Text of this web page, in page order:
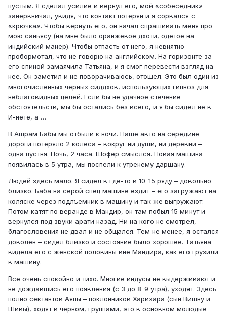
пустым. Я сделал усилие и вернул его, мой «собеседник»
занервничал, увидя, что контакт потерян и я сорвался с
«крючка». Чтобы вернуть его, он начал спрашивать меня про
мою саньясу (на мне было оранжевое дхоти, одетое на
индийский манер). Чтобы отпасть от него, я невнятно
пробормотал, что не говорю на английском. На горизонте за
его спиной замаячила Татьяна, и я смог перевести взгляд на
нее. Он заметил и не поворачиваюсь, отошел. Это был один из
многочисленных черных сиддхов, использующих гипноз для
неблаговидных целей. Если бы не удачное стечение
обстоятельств, мы бы остались без всего, и я бы сидел не в
И-нете, а …
В Ашрам Бабы мы отбыли к ночи. Наше авто на середине
дороги потеряло 2 колеса – вокруг ни души, ни деревни –
одна пустня. Ночь, 2 часа. Шофер смыслся. Новая машина
появилась в 5 утра, мы поспели к утренему даршану.
Людей здесь мало. Я сидел в где-то в 10-15 ряду – довольно
близко. Баба на серой спец машине ездит – его загружают на
коляске через подлъемник в машину и так же выгружают.
Потом катят по веранде в Мандир, он там побыл 15 минут и
вернулся под звуки арати назад. Ни на кого не смотрел,
благословения не двал и не общался. Тем не менее, я остался
доволен – сидел близко и состояние было хорошее. Татьяна
видела его с женской половины вне Мандира, как его грузили
в машину.
Все очень спокойно и тихо. Многие индусы не выдерживают и
не дождавшись его появления (с 3 до 8-9 утра), уходят. Здесь
полно сектантов Аяпы – поклонников Харихара (сын Вишну и
Шивы), ходят в черном, группами, это в основном молодые